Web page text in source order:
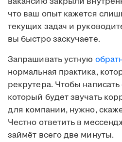
что ваш опыт кажется
текущих задач и
вы быстро заскучаете.
Запрашивать устную
нормальная практика,
рекрутера. Чтобы
который будет звучать
для компании, нужно,
Честно ответить в
займёт всего две минуты.